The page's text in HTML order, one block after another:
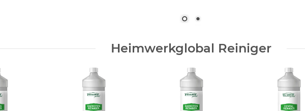
Heimwerkglobal Reiniger